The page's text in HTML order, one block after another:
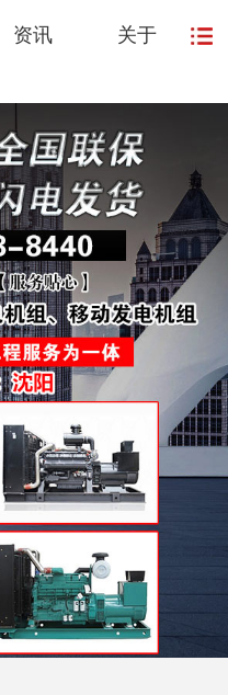
资讯 关于